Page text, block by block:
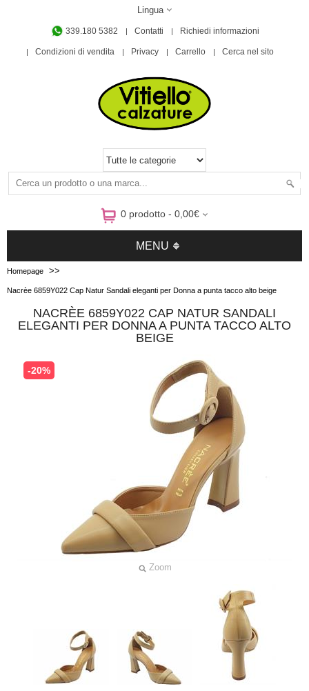
Lingua
339.180 5382 Contatti Richiedi informazioni
Condizioni di vendita Privacy Carrello Cerca nel sito
0 prodotto - 0,00€
MENU
Homepage >>
Nacrèe 6859Y022 Cap Natur Sandali eleganti per Donna a punta tacco alto beige
NACRÈE 6859Y022 CAP NATUR SANDALI
ELEGANTI PER DONNA A PUNTA TACCO ALTO
BEIGE
Zoom
-20%